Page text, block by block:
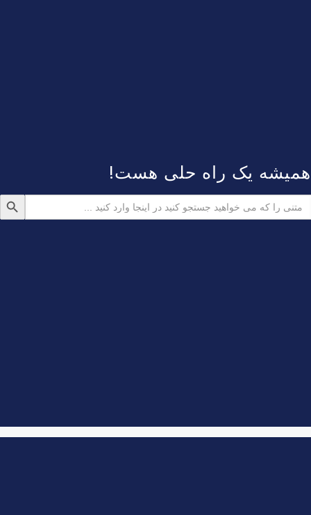
همیشه یک راه حلی هست!
جستجو
برای:
دکمه